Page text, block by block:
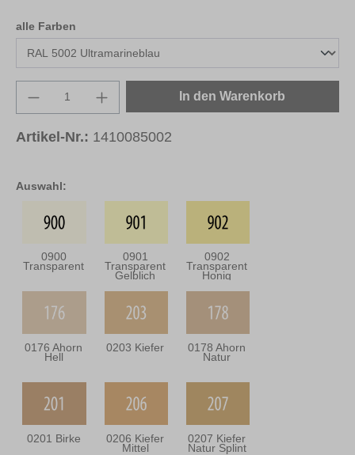
Auswahl:
0900
Transparent
0901
Transparent
Gelblich
0902
Transparent
Honig
0176 Ahorn
Hell
0203 Kiefer 0178 Ahorn
Natur
0201 Birke 0206 Kiefer
Mittel
0207 Kiefer
Natur Splint
alle Farben
Produkt Anzahl: Gib den gewünschten
In den Warenkorb
Artikel-Nr.: 1410085002